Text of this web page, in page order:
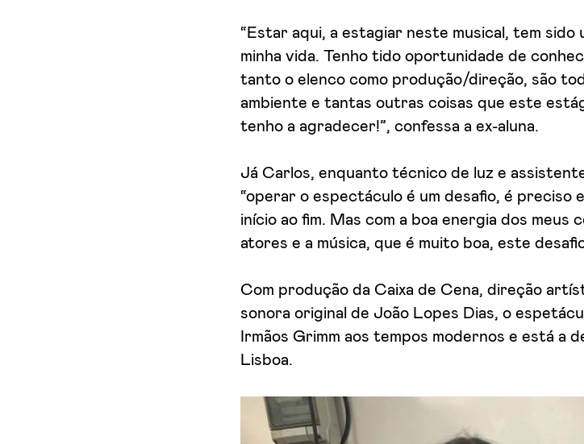
“Estar aqui, a estagiar neste musical, tem sido
minha vida. Tenho tido oportunidade de
tanto o elenco como produção/direção, são
ambiente e tantas outras coisas que este
tenho a agradecer!”, confessa a ex-aluna.
Já Carlos, enquanto técnico de luz e
“operar o espectáculo é um desafio, é preciso
início ao fim. Mas com a boa energia dos meus
atores e a música, que é muito boa, este
Com produção da Caixa de Cena, direção
sonora original de João Lopes Dias, o
Irmãos Grimm aos tempos modernos e está a
Lisboa.